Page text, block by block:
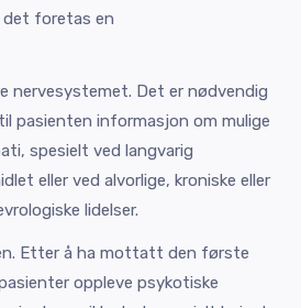
foretas en
nervesystemet. Det er nødvendig
pasienten informasjon om mulige
spesielt ved langvarig
eller ved alvorlige, kroniske eller
lidelser.
Etter å ha mottatt den første
oppleve psykotiske